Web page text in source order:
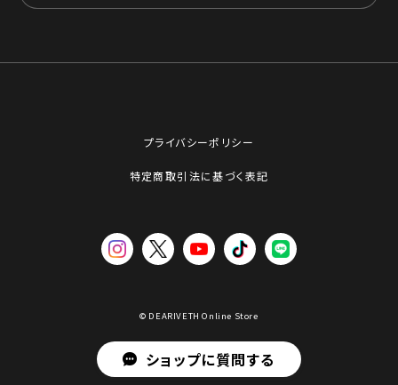
プライバシーポリシー
特定商取引法に基づく表記
© DEARIVETH Online Store
ショップに質問する